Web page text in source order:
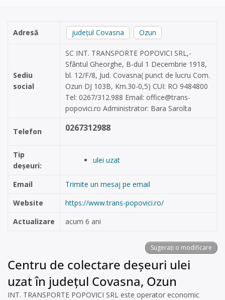
Adresă județul Covasna Ozun
Sediu
social
SC INT. TRANSPORTE POPOVICI SRL,-
Sfântul Gheorghe, B-dul 1 Decembrie 1918,
bl. 12/F/8, Jud. Covasna( punct de lucru Com.
Ozun DJ 103B, Km.30-0,5) CUI: RO 9484800
Tel: 0267/312.988 Email: office@trans-
popovici.ro Administrator: Bara Sarolta
Telefon 0267312988
Tip
deșeuri:
ulei uzat
Email
Trimite un mesaj pe email
Website
https://www.trans-popovici.ro/
Actualizare
acum 6 ani
Sugerați o modificare
Centru de colectare deșeuri ulei
uzat în județul Covasna, Ozun
INT. TRANSPORTE POPOVICI SRL este operator economic